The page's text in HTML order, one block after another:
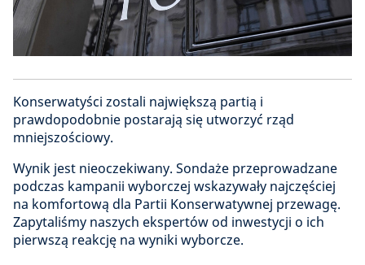
Konserwatyści zostali największą partią i
prawdopodobnie postarają się utworzyć rząd
mniejszościowy.
Wynik jest nieoczekiwany. Sondaże przeprowadzane
podczas kampanii wyborczej wskazywały najczęściej
na komfortową dla Partii Konserwatywnej przewagę.
Zapytaliśmy naszych ekspertów od inwestycji o ich
pierwszą reakcję na wyniki wyborcze.